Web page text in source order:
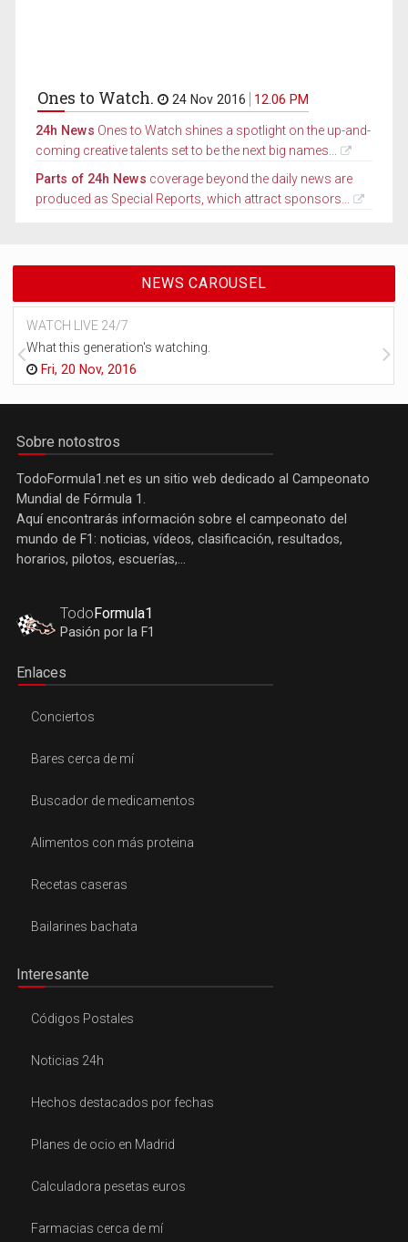
Ones to Watch. 24 Nov 2016 12.06 PM
24h News Ones to Watch shines a spotlight on the up-and-
coming creative talents set to be the next big names...
Parts of 24h News coverage beyond the daily news are
produced as Special Reports, which attract sponsors...
NEWS CAROUSEL
WATCH LIVE 24/7
What this generation's watching.
Fri, 20 Nov, 2016
Sobre notostros
TodoFormula1.net es un sitio web dedicado al Campeonato
Mundial de Fórmula 1.
Aquí encontrarás información sobre el campeonato del
mundo de F1: noticias, vídeos, clasificación, resultados,
horarios, pilotos, escuerías,...
TodoFormula1
Pasión por la F1
Enlaces
Conciertos
Bares cerca de mí
Buscador de medicamentos
Alimentos con más proteina
Recetas caseras
Bailarines bachata
Interesante
Códigos Postales
Noticias 24h
Hechos destacados por fechas
Planes de ocio en Madrid
Calculadora pesetas euros
Farmacias cerca de mí